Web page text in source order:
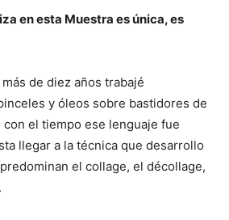
en esta Muestra es única, es
de diez años trabajé
y óleos sobre bastidores de
el tiempo ese lenguaje fue
llegar a la técnica que desarrollo
el collage, el décollage,